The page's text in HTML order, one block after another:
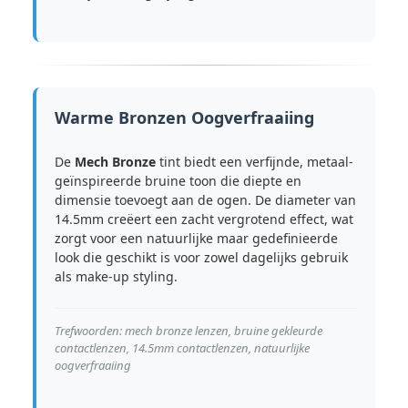
Warme Bronzen Oogverfraaiing
De Mech Bronze tint biedt een verfijnde, metaal-
geïnspireerde bruine toon die diepte en
dimensie toevoegt aan de ogen. De diameter van
14.5mm creëert een zacht vergrotend effect, wat
zorgt voor een natuurlijke maar gedefinieerde
look die geschikt is voor zowel dagelijks gebruik
als make-up styling.
Trefwoorden: mech bronze lenzen, bruine gekleurde
contactlenzen, 14.5mm contactlenzen, natuurlijke
oogverfraaiing